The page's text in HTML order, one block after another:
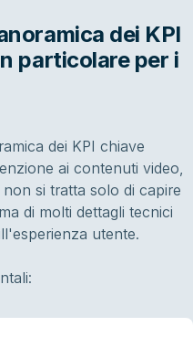
dei KPI
particolare per i
dei KPI chiave
ai contenuti video,
si tratta solo di capire
di molti dettagli tecnici
utente.